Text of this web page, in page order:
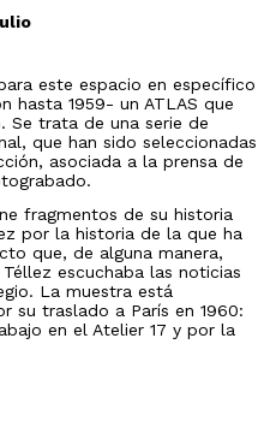
este espacio en específico
hasta 1959- un ATLAS que
Se trata de una serie de
que han sido seleccionadas
asociada a la prensa de
fragmentos de su historia
por la historia de la que ha
que, de alguna manera,
escuchaba las noticias
La muestra está
su traslado a París en 1960:
en el Atelier 17 y por la